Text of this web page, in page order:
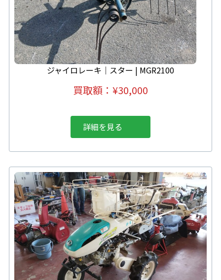
ジャイロレーキ｜スター | MGR2100
買取額： ¥30,000
詳細を見る